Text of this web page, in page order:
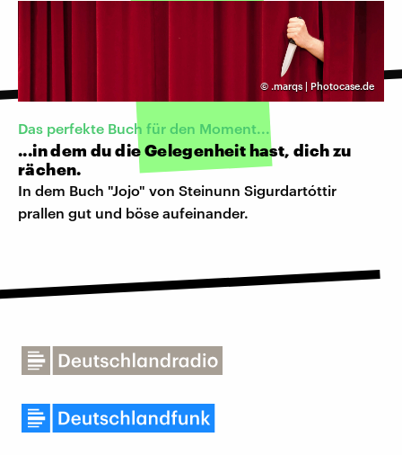
© .marqs | Photocase.de
Das perfekte Buch für den Moment...
...in dem du die Gelegenheit hast, dich zu
rächen.
In dem Buch "Jojo" von Steinunn Sigurdartóttir
prallen gut und böse aufeinander.